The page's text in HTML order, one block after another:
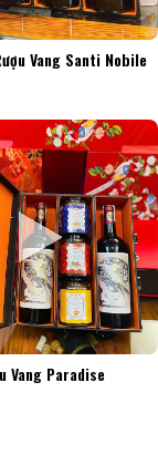
Vang Santi Nobile
Vang Paradise